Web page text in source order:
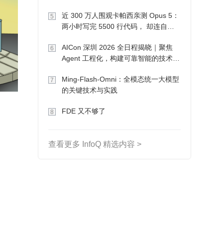
5
近 300 万人围观卡帕西亲测 Opus 5：
两小时写完 5500 行代码， 却连自己
6
AICon 深圳 2026 全日程揭晓｜聚焦
Agent 工程化，构建可靠智能的技术路
7
Ming-Flash-Omni：全模态统一大模型
的关键技术与实践
8 FDE 又不够了
查看更多 InfoQ 精选内容 >